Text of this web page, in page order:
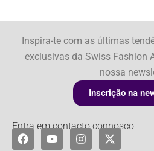
Inspira-te com as últimas
exclusivas da Swiss Fashion
nossa
Inscrição na
Entra em contacto connosco
F
a
Y
o
I
n
X
-